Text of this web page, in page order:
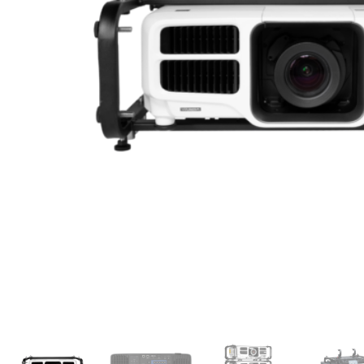
Onze serviceafdeling helpt
verder tot17:00 uur.
gemakkelijk via Microsoft